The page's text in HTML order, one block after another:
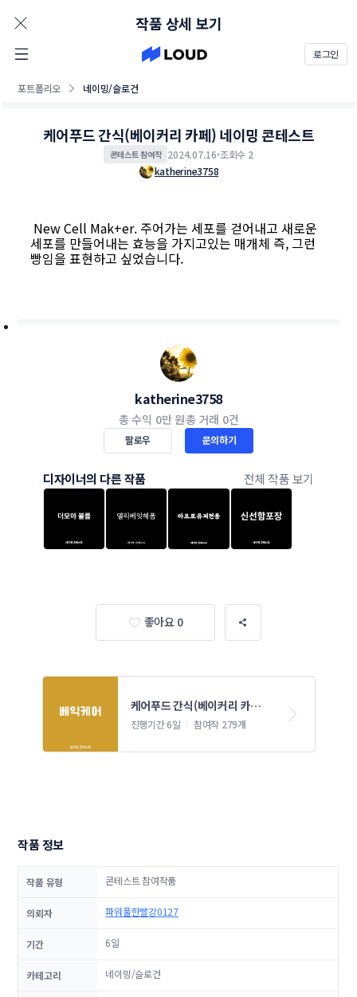
로그인
포트폴리오 네이밍/슬로건
작품 상세 보기
케어푸드 간식(베이커리 카페) 네이밍 콘테스트
콘테스트 참여작 2024.07.16 조회수 2
katherine3758
New Cell Mak+er. 주어가는 세포를 걷어내고 새로운
세포를 만들어내는 효능을 가지고있는 매개체 즉, 그런
빵임을 표현하고 싶었습니다.
katherine3758
총 수익 0만 원총 거래 0건
팔로우 문의하기
디자이너의 다른 작품 전체 작품 보기
좋아요 0
케어푸드 간식(베이커리 카페)
네이밍 콘테스트
진행기간 6일 참여작 279개
작품 정보
작품 유형 콘테스트 참여작품
의뢰자 파워풀한빨강0127
기간 6일
카테고리 네이밍/슬로건